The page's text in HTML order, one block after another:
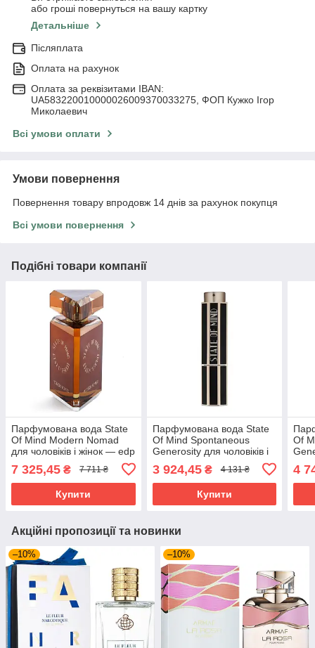
або гроші повернуться на вашу картку
Детальніше
Післяплата
Оплата на рахунок
Оплата за реквізитами IBAN:
UA583220010000026009370033275, ФОП Кужко Ігор
Миколаевич
Всі умови оплати
Умови повернення
Повернення товару впродовж 14 днів за рахунок покупця
Всі умови повернення
Подібні товари компанії
Парфумована вода State
Of Mind Modern Nomad
для чоловіків і жінок — edp
7 325,45 ₴ 7 711 ₴
Купити
Парфумована вода State
Of Mind Spontaneous
Generosity для чоловіків і
3 924,45₴ 4 131 ₴
Купити
Of
ml x
4
Акційні пропозиції та новинки
–10% –10%